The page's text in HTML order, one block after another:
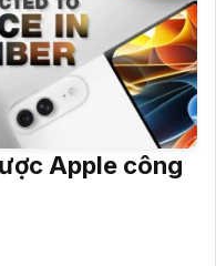
Apple công